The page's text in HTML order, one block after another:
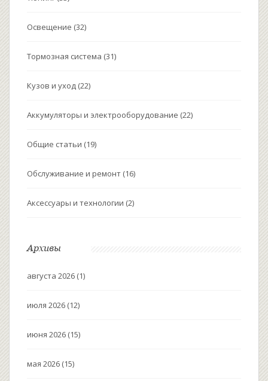
Освещение (32)
Тормозная система (31)
Кузов и уход (22)
Аккумуляторы и электрооборудование (22)
Общие статьи (19)
Обслуживание и ремонт (16)
Аксессуары и технологии (2)
Архивы
августа 2026 (1)
июля 2026 (12)
июня 2026 (15)
мая 2026 (15)